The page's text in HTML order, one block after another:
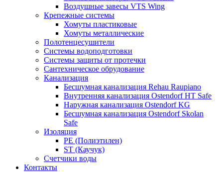
Воздушные завесы VTS Wing
Крепежные системы
Хомуты пластиковые
Хомуты металлические
Полотенцесушители
Системы водоподготовки
Системы защиты от протечки
Сантехническое обрудование
Канализация
Бесшумная канализация Rehau Raupiano
Внутренняя канализация Ostendorf HT Safe
Наружная канализация Ostendorf KG
Бесшумная канализация Ostendorf Skolan
Safe
Изоляция
PE (Полиэтилен)
ST (Каучук)
Счетчики воды
Контакты